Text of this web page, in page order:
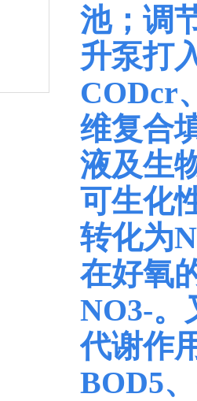
池；调
升泵打
CODcr
维复合
液及生
可生化
转化为
在好氧
NO3-。
代谢作
BOD5